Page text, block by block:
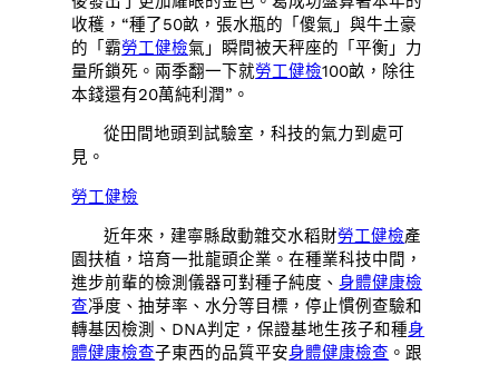
收穫，“種了50畝，張水瓶的「傻氣」與牛土豪
的「霸勞工健檢氣」瞬間被天秤座的「平衡」力
量所鎖死。兩季翻一下就勞工健檢100畝，除往
本錢還有20萬純利潤”。
從田間地頭到試驗室，科技的氣力到處可
見。
勞工健檢
近年來，建寧縣啟動雜交水稻財勞工健檢產
園扶植，培育一批龍頭企業。在種業科技中間，
進步前輩的檢測儀器可對種子純度、身體健康檢
查凈度、抽芽率、水分等目標，停止慣例查驗和
轉基因檢測、DNA判定，保證基地生孩子和種身
體健康檢查子東西的品質平安身體健康檢查 。 跟